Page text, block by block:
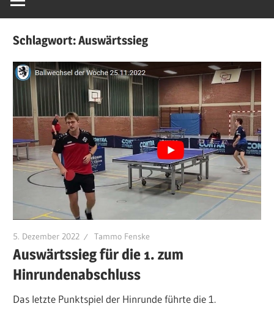
Schlagwort:Auswärtssieg
5. Dezember 2022 Tammo Fenske
Auswärtssieg für die 1. zum
Hinrundenabschluss
Das letzte Punktspiel der Hinrunde führte die 1.